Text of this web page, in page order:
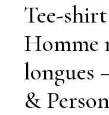
Tee-
Homme
longues
&